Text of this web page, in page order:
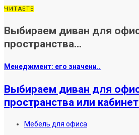
ЧИТАЕТЕ
Выбираем диван для
пространства...
Менеджмент: его значени..
Выбираем диван для
пространства или
Мебель для офиса